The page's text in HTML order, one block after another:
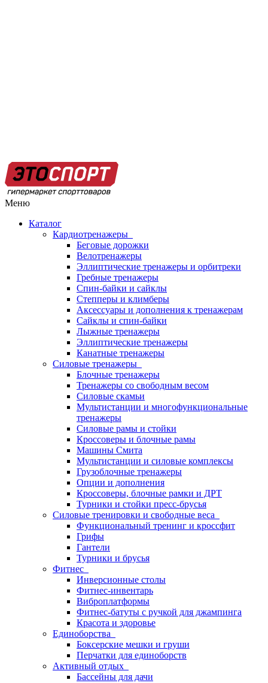
Меню
Каталог
Кардиотренажеры
Беговые дорожки
Велотренажеры
Эллиптические тренажеры и орбитреки
Гребные тренажеры
Спин-байки и сайклы
Степперы и климберы
Аксессуары и дополнения к тренажерам
Сайклы и спин-байки
Лыжные тренажеры
Эллиптические тренажеры
Канатные тренажеры
Силовые тренажеры
Блочные тренажеры
Тренажеры со свободным весом
Силовые скамьи
Мультистанции и многофункциональные
тренажеры
Силовые рамы и стойки
Кроссоверы и блочные рамы
Машины Смита
Мультистанции и силовые комплексы
Грузоблочные тренажеры
Опции и дополнения
Кроссоверы, блочные рамки и ДРТ
Турники и стойки пресс-брусья
Силовые тренировки и свободные веса
Функциональный тренинг и кроссфит
Грифы
Гантели
Турники и брусья
Фитнес
Инверсионные столы
Фитнес-инвентарь
Виброплатформы
Фитнес-батуты с ручкой для джампинга
Красота и здоровье
Единоборства
Боксерские мешки и груши
Перчатки для единоборств
Активный отдых
Бассейны для дачи